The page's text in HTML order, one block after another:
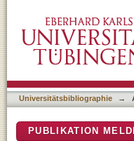
Universitätsbibliographie →
PUBLIKATION